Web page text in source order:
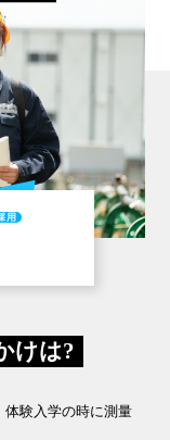
用
けは?
体験入学の時に測量